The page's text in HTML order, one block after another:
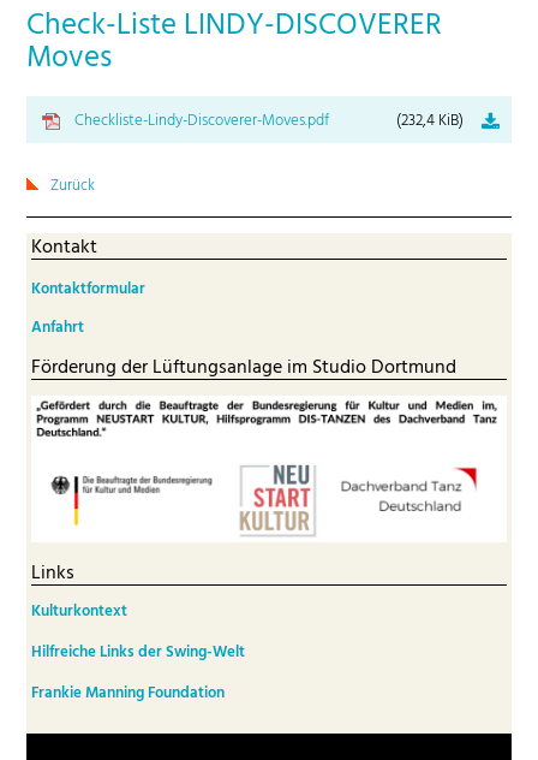
Check-Liste LINDY-DISCOVERER
Moves
Checkliste-Lindy-Discoverer-Moves.pdf (232,4 KiB)
Zurück
Kontakt
Kontaktformular
Anfahrt
Förderung der Lüftungsanlage im Studio Dortmund
Links
Kulturkontext
Hilfreiche Links der Swing-Welt
Frankie Manning Foundation